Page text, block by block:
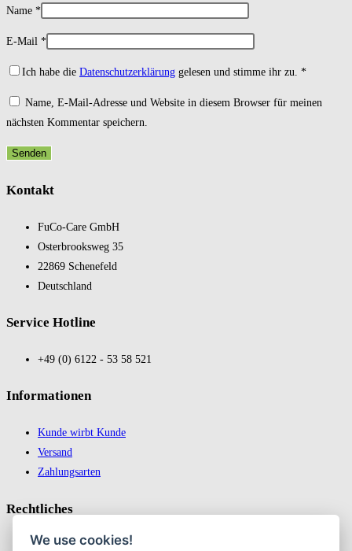
Name *
E-Mail *
Ich habe die Datenschutzerklärung gelesen und stimme ihr zu. *
Name, E-Mail-Adresse und Website in diesem Browser für meinen
nächsten Kommentar speichern.
Kontakt
FuCo-Care GmbH
Oster­brooks­weg 35
22869 Schene­feld
Deutsch­land
Service Hotline
+49 (0) 6122 - 53 58 521
In­for­ma­tio­nen
Kunde wirbt Kunde
Versand
Zahlungsarten
Recht­liches
Impressum
We use cookies!